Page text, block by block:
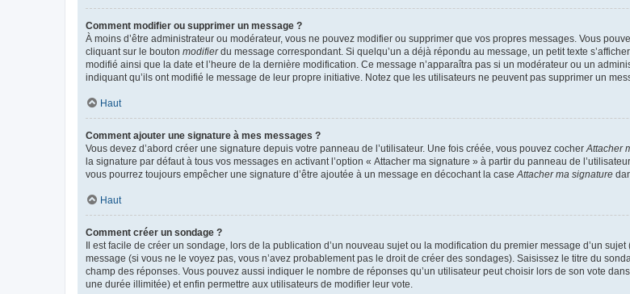
Comment modifier ou supprimer un message ?
À moins d’être administrateur ou modérateur, vous ne pouvez modifier ou supprimer que vos propres messages. Vous
cliquant sur le bouton modifierdu message correspondant. Si quelqu’un a déjà répondu au message, un petit texte
modifié ainsi que la date et l’heure de la dernière modification. Ce message n’apparaîtra pas si un modérateur ou un
indiquant qu’ils ont modifié le message de leur propre initiative. Notez que les utilisateurs ne peuvent pas supprimer un
Haut
Comment ajouter une signature à mes messages ?
Vous devez d’abord créer une signature depuis votre panneau de l’utilisateur. Une fois créée, vous pouvez cocher Attacher
la signature par défaut à tous vos messages en activant l’option « Attacher ma signature » à partir du panneau de
vous pourrez toujours empêcher une signature d’être ajoutée à un message en décochant la case Attacher ma signature
Haut
Comment créer un sondage ?
Il est facile de créer un sondage, lors de la publication d’un nouveau sujet ou la modification du premier message d’un
message (si vous ne le voyez pas, vous n’avez probablement pas le droit de créer des sondages). Saisissez le titre du
champ des réponses. Vous pouvez aussi indiquer le nombre de réponses qu’un utilisateur peut choisir lors de son vote
une durée illimitée) et enfin permettre aux utilisateurs de modifier leur vote.